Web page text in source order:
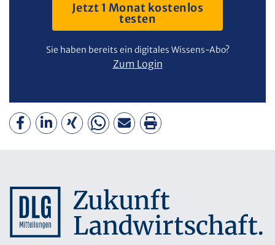
Jetzt 1 Monat kostenlos
testen
Sie haben bereits ein digitales Wissens-Abo?
Zum Login